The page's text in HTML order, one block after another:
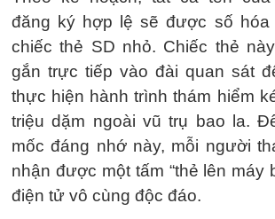
đăng ký hợp lệ sẽ được số hóa
chiếc thẻ SD nhỏ. Chiếc thẻ
gắn trực tiếp vào đài quan sát
thực hiện hành trình thám hiểm
triệu dặm ngoài vũ trụ bao la.
mốc đáng nhớ này, mỗi người
nhận được một tấm “thẻ lên máy
điện tử vô cùng độc đáo.